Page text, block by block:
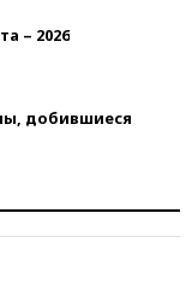
– 2026
добившиеся